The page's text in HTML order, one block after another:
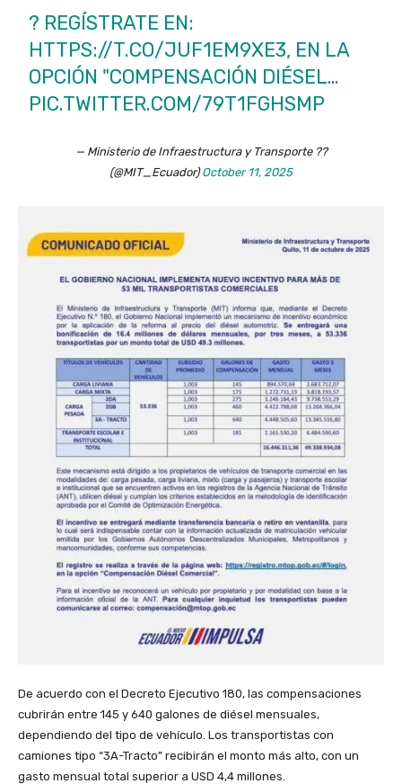
? REGÍSTRATE EN:
HTTPS://T.CO/JUF1EM9XE3, EN LA
OPCIÓN "COMPENSACIÓN DIÉSEL…
PIC.TWITTER.COM/79T1FGHSMP
— Ministerio de Infraestructura y Transporte ??
(@MIT_Ecuador)October 11, 2025
De acuerdo con el Decreto Ejecutivo 180, las compensaciones
cubrirán entre 145 y 640 galones de diésel mensuales,
dependiendo del tipo de vehículo. Los transportistas con
camiones tipo “3A-Tracto” recibirán el monto más alto, con un
gasto mensual total superior a USD 4,4 millones.